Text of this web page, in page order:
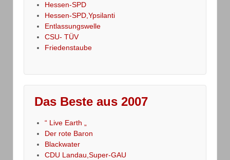
Hessen-SPD
Hessen-SPD,Ypsilanti
Entlassungswelle
CSU- TÜV
Friedenstaube
Das Beste aus 2007
“ Live Earth „
Der rote Baron
Blackwater
CDU Landau,Super-GAU